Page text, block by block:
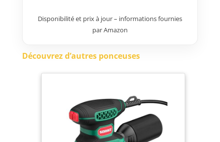
Disponibilité et prix à jour – informations fournies
par Amazon
Découvrez d’autres ponceuses